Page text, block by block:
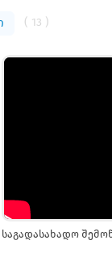
( 13 )
საგადასახადო